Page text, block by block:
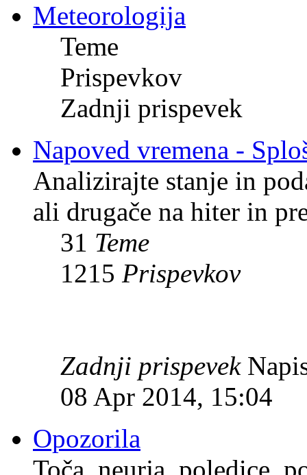
Meteorologija
Teme
Prispevkov
Zadnji prispevek
Napoved vremena -
Analizirajte stanje in
ali drugače na hiter in
31 Teme
1215 Prispevkov
Zadnji prispevek
08 Apr 2014, 15:04
Opozorila